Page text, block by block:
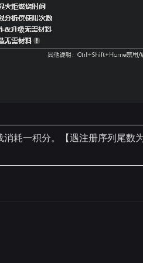
耗一积分。【遇注册序列尾